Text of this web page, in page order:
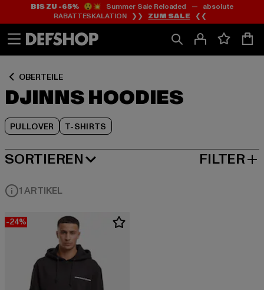
Zum
Inhalt
springen
Zum
Fußzeile
springen
BIS ZU -65%😲💥 Summer Sale Reloaded — absolute
RABATTESKALATION ❯❯ ZUM SALE ❮❮
OBERTEILE
DJINNS HOODIES
PULLOVER T-SHIRTS
Zum
Produktraster
springen
SORTIEREN
BELIEBTESTE FILTER
1 ARTIKEL
-24%